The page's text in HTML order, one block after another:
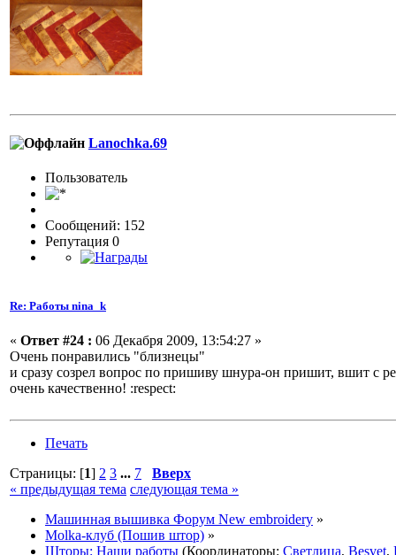
Lanochka.69
Пользовaтeль
Сообщений: 152
Репутация 0
Re: Работы nina_k
« Ответ #24 : 06 Декабря 2009, 13:54:27 »
Очень понравились "близнецы"
и сразу созрел вопрос по пришиву шнура-он пришит, вшит с
очень качественно! :respect:
Печать
Страницы: [1] 2 3 ... 7
Вверх
« предыдущая тема следующая тема »
Машинная вышивка Форум New embroidery »
Molka-клуб (Пошив штор) »
Шторы: Наши работы (Координаторы: Светлица, Besvet,